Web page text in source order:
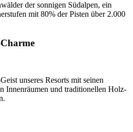
der sonnigen Südalpen, ein
mit 80% der Pisten über 2.000
unseres Resorts mit seinen
Innenräumen und traditionellen Holz-